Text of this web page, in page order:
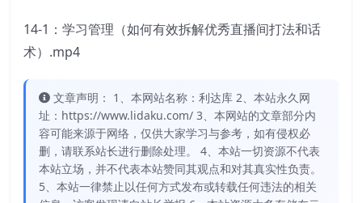
14-1：学习管理（如何有效拆解优秀直播间打法和话
术）.mp4
文章声明： 1、本网站名称：利达库 2、本站永久网
址：https://www.lidaku.com/ 3、本网站的文章部分内
容可能来源于网络，仅供大家学习与参考，如有侵权必
删，请联系站长进行删除处理。 4、本站一切资源不代表
本站立场，并不代表本站赞同其观点和对其真实性负责。
5、本站一律禁止以任何方式发布或转载任何违法的相关